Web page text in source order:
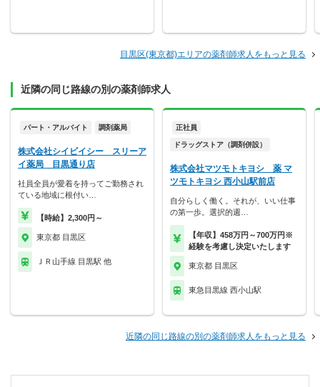
目黒区(東京都)エリアの薬剤師求人をもっと見る
近隣の同じ路線の別の薬剤師求人
パート・アルバイト 調剤薬局
株式会社シイビイシー スリーア
イ薬局 目黒通り店
社員全員が愛着を持ってご勤務され
ている地域に根付い…
【時給】2,300円～
東京都 目黒区
ＪＲ山手線 目黒駅 他
正社員
ドラッグストア（調剤併設）
株式会社マツモトキヨシ 薬 マ
ツモトキヨシ 西小山駅前店
自分らしく働く。それが、いい仕事
の第一歩。選択的週…
【年収】458万円～700万円※
経験を考慮し決定いたします
東京都 目黒区
東急目黒線 西小山駅
近隣の同じ路線の別の薬剤師求人をもっと見る